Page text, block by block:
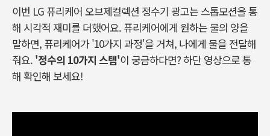
이번 LG 퓨리케어 오브제컬렉션 정수기 광고는 스톱모션을 통
해 시각적 재미를 더했어요. 퓨리케어에게 원하는 물의 양을
말하면, 퓨리케어가 '10가지 과정'을 거쳐, 나에게 물을 전달해
줘요. '정수의 10가지 스텝'이 궁금하다면? 하단 영상으로 통
해 확인해 보세요!